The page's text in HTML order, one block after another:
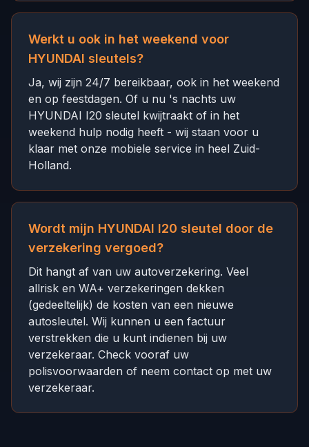
Werkt u ook in het weekend voor
HYUNDAI sleutels?
Ja, wij zijn 24/7 bereikbaar, ook in het weekend
en op feestdagen. Of u nu 's nachts uw
HYUNDAI I20 sleutel kwijtraakt of in het
weekend hulp nodig heeft - wij staan voor u
klaar met onze mobiele service in heel Zuid-
Holland.
Wordt mijn HYUNDAI I20 sleutel door de
verzekering vergoed?
Dit hangt af van uw autoverzekering. Veel
allrisk en WA+ verzekeringen dekken
(gedeeltelijk) de kosten van een nieuwe
autosleutel. Wij kunnen u een factuur
verstrekken die u kunt indienen bij uw
verzekeraar. Check vooraf uw
polisvoorwaarden of neem contact op met uw
verzekeraar.